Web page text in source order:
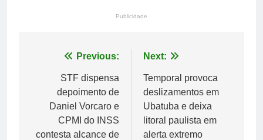
Publicidade
Navegação
Post
Previous:
STF dispensa
depoimento de
Daniel Vorcaro e
CPMI do INSS
contesta alcance de
Next:
Temporal provoca
deslizamentos em
Ubatuba e deixa
litoral paulista em
alerta extremo